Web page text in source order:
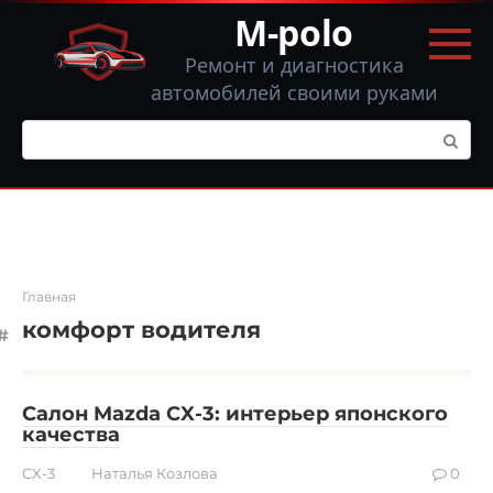
Перейти
контенту
M-polo
Ремонт и диагностика
автомобилей своими руками
Поиск:
Главная
комфорт водителя
Салон Mazda CX-3: интерьер японского
качества
CX-3 Наталья Козлова 0